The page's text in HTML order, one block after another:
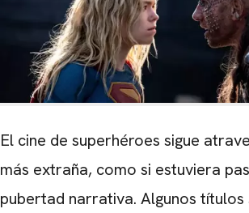
El cine de superhéroes sigue
más extraña, como si estuviera
pubertad narrativa. Algunos títulos